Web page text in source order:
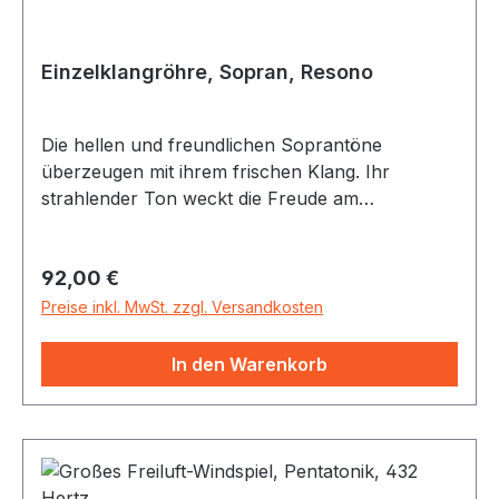
Einzelklangröhre, Sopran, Resono
Die hellen und freundlichen Soprantöne
überzeugen mit ihrem frischen Klang. Ihr
strahlender Ton weckt die Freude am
Fichte), empfohlene Schlägel: SCH01
Abmessungen (LxBxH) in cm: ca. 45-60 x 6 x 8
Um die verschiedenen Tonhöhen auch optisch
unterscheiden zu können, sind alle Klangröhren
mit dem jeweiligen Ton beschriftet und farblich
gekennzeichnet. Der Farbcode, den resono hier
verwendet, wird bereits auch bei anderen
Instrumenten genutzt. Dies erleichtert das
Regulärer Preis:
92,00 €
Preise inkl. MwSt. zzgl. Versandkosten
In den Warenkorb